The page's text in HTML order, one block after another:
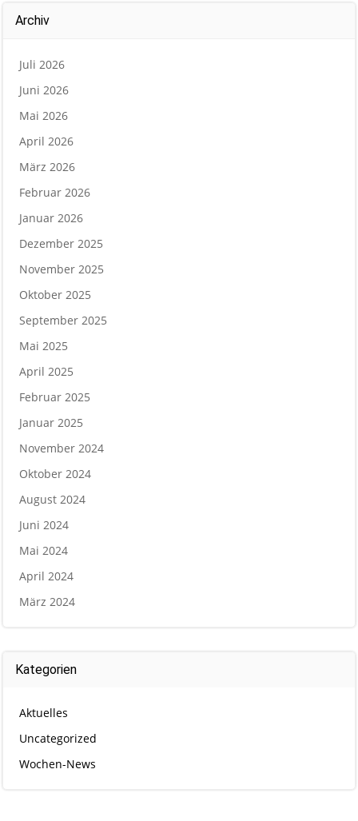
Archiv
Juli 2026
Juni 2026
Mai 2026
April 2026
März 2026
Februar 2026
Januar 2026
Dezember 2025
November 2025
Oktober 2025
September 2025
Mai 2025
April 2025
Februar 2025
Januar 2025
November 2024
Oktober 2024
August 2024
Juni 2024
Mai 2024
April 2024
März 2024
Kategorien
Aktuelles
Uncategorized
Wochen-News